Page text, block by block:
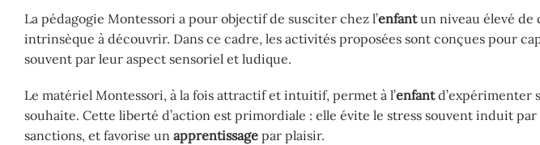
La pédagogie Montessori a pour objectif de susciter chez l’enfantun niveau élevé de
intrinsèque à découvrir. Dans ce cadre, les activités proposées sont conçues pour
souvent par leur aspect sensoriel et ludique.
Le matériel Montessori, à la fois attractif et intuitif, permet à l’enfantd’expérimenter
souhaite. Cette liberté d’action est primordiale : elle évite le stress souvent induit
sanctions, et favorise un apprentissage par plaisir.